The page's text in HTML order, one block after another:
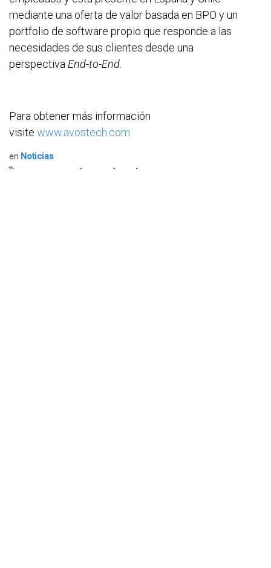
mediante una oferta de valor basada en BPO y un
portfolio de software propio que responde a las
necesidades de sus clientes desde una
perspectivaEnd-to-End.
Para obtener más información
visite www.avostech.com
en Noticias